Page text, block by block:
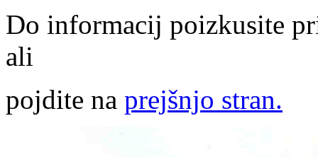
Do informacij poizkusite
ali
pojdite na prejšnjo stran.